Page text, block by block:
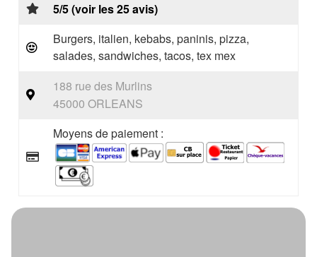
5/5 (voir les 25 avis)
Burgers, italien, kebabs, paninis, pizza,
salades, sandwiches, tacos, tex mex
188 rue des Murlins
45000 ORLEANS
Moyens de paiement :